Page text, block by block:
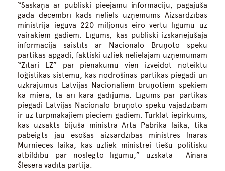
“Saskaņā ar publiski pieejamu informāciju, pagājušā
gada decembrī kāds neliels uzņēmums Aizsardzības
ministrijā ieguva 220 miljonus eiro vērtu līgumu uz
vairākiem gadiem. Līgums, kas publiski izskanējušajā
informācijā saistīts ar Nacionālo Bruņoto spēku
pārtikas apgādi, faktiski uzliek nelielajam uzņēmumam
“Zītari LZ” par pienākumu vien izveidot noteiktu
loģistikas sistēmu, kas nodrošinās pārtikas piegādi un
uzkrājumus Latvijas Nacionāliem bruņotiem spēkiem
kā miera, tā arī kara gadījumā. Līgums par pārtikas
piegādi Latvijas Nacionālo bruņoto spēku vajadzībām
ir uz turpmākajiem pieciem gadiem. Turklāt iepirkums,
kas uzsākts bijušā ministra Arta Pabrika laikā, tika
pabeigts jau esošās aizsardzības ministres Ināras
Mūrnieces laikā, kas uzliek ministrei tiešu politisku
atbildību par noslēgto līgumu,” uzskata Aināra
Šlesera vadītā partija.